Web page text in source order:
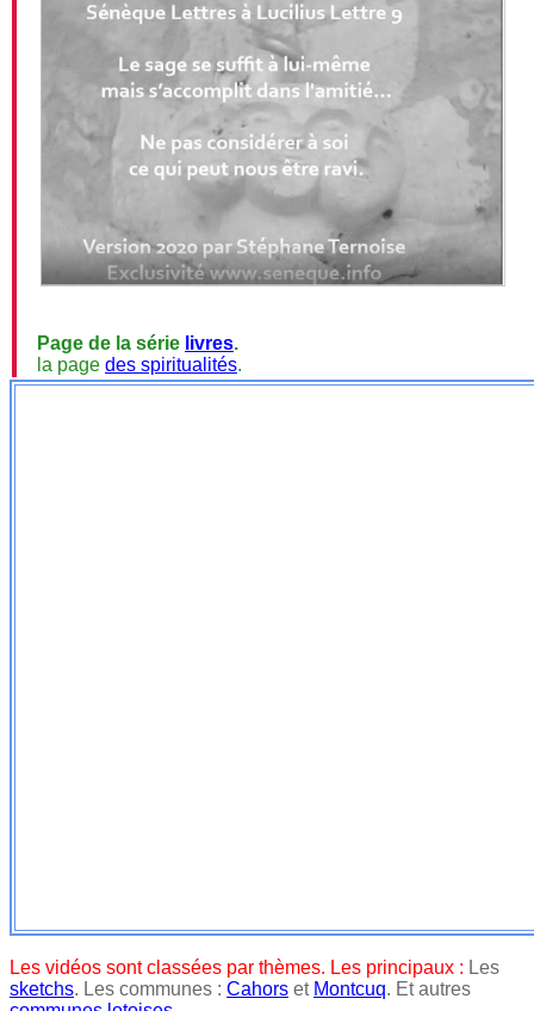
Page de la série livres.
la page des spiritualités.
Les vidéos sont classées par thèmes. Les principaux : Les
sketchs. Les communes : Cahors et Montcuq. Et autres